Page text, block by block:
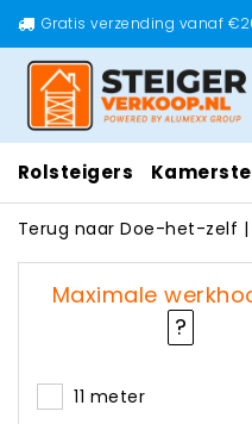
Gratis verzending vanaf
Rolsteigers
Terug naar Doe-het-zelf |
Maximale
?
11 meter